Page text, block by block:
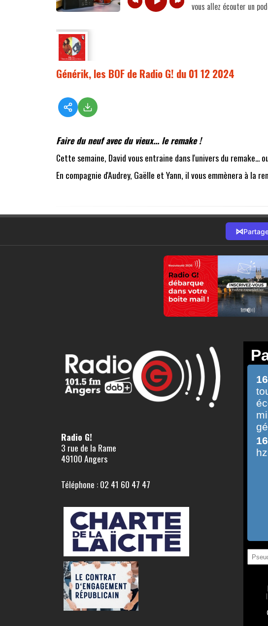
vous allez écouter un
Générik, les BOF de Radio G! du 01 12 2024
Faire du neuf avec du vieux... le remake !
Cette semaine, David vous entraine dans l'univers du remake...
En compagnie d'Audrey, Gaëlle et Yann, il vous emmènera à
⋈
Radio G!
3 rue de la Rame
49100 Angers
Téléphone : 02 41 60 47 47